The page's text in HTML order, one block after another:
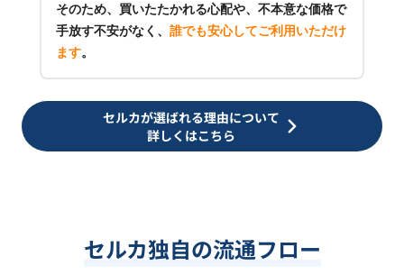
そのため、買いたたかれる心配や、不本意な価格で
手放す不安がなく、 誰でも安心してご利用いただけ
ます。
セルカが選ばれる理由について
詳しくはこちら
セルカ独自の流通フロー